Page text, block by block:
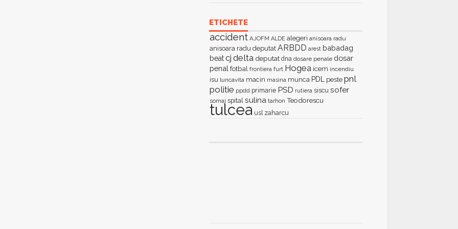
ETICHETE
accident AJOFM ALDE alegeri anisoara radu
anisoara radu deputat ARBDD arest babadag
beatcj delta deputat dna dosare penale dosar
penal fotbal frontiera furt Hogea icem incendiu
isu luncavita macin masina munca PDL peste pnl
politie ppdd primarie PSD rutiera siscu sofer
somaj spital sulina tarhon Teodorescu
tulcea usl zaharcu